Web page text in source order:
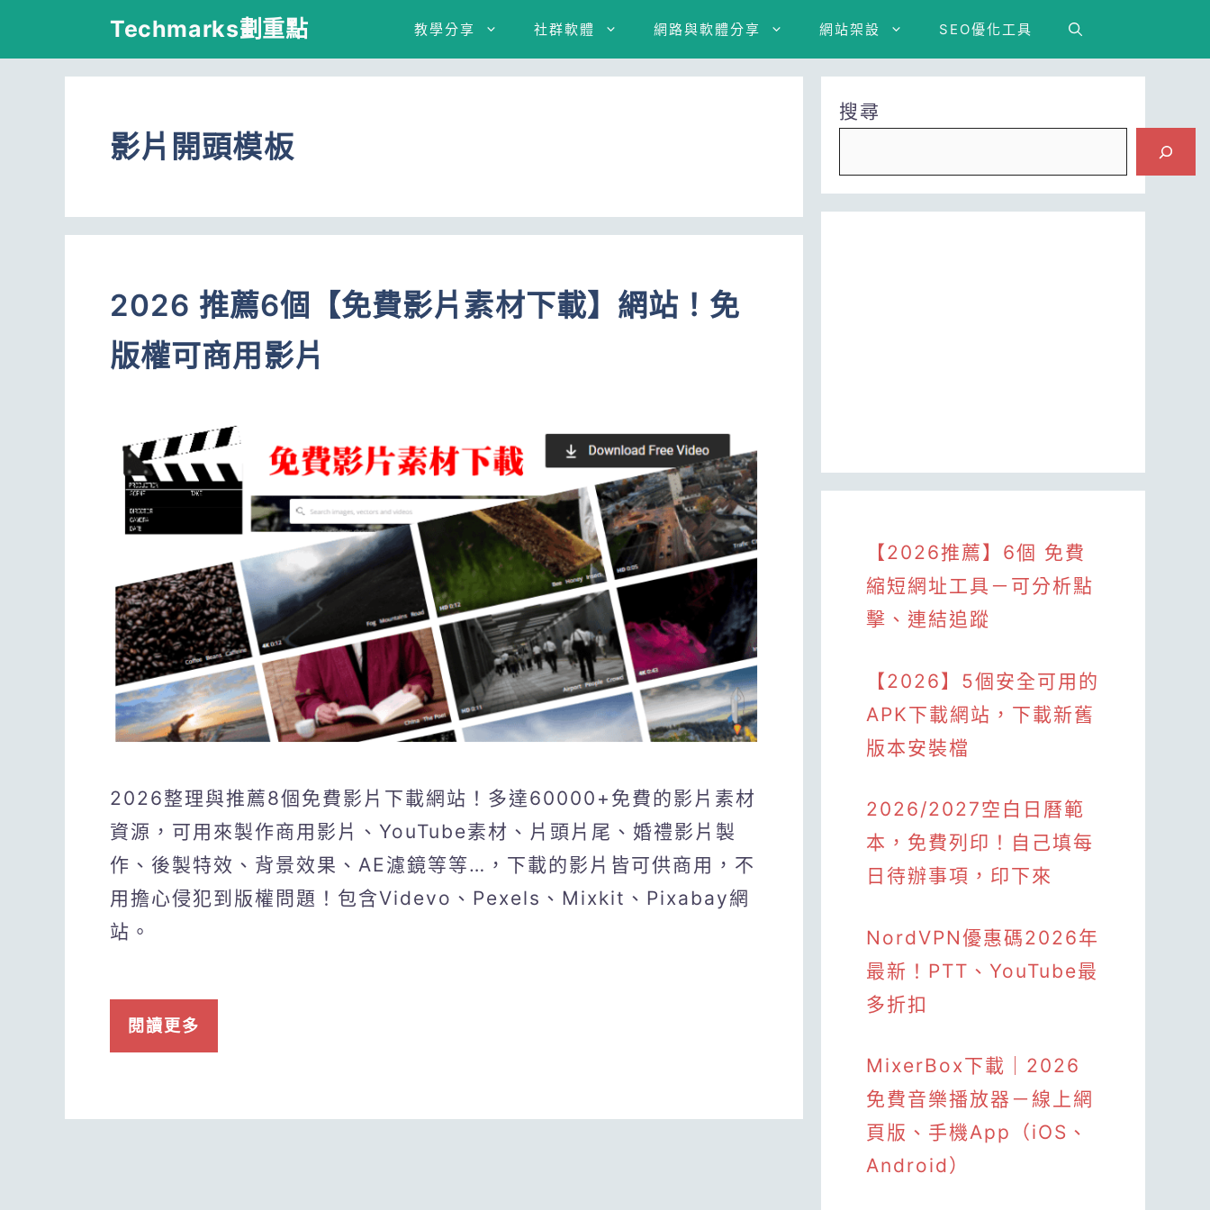
Techmarks劃重點 教學分享 社群軟體 網路與軟體分享 網站架設 SEO優化工具
影片開頭模板
2026 推薦6個【免費影片素材下載】網站！免
版權可商用影片
2026整理與推薦8個免費影片下載網站！多達60000+免費的影片素材
資源，可用來製作商用影片、YouTube素材、片頭片尾、婚禮影片製
作、後製特效、背景效果、AE濾鏡等等…，下載的影片皆可供商用，不
用擔心侵犯到版權問題！包含Videvo、Pexels、Mixkit、Pixabay網
站。
閱讀更多
搜尋
【2026推薦】6個 免費
縮短網址工具－可分析點
擊、連結追蹤
【2026】5個安全可用的
APK下載網站，下載新舊
版本安裝檔
2026/2027空白日曆範
本，免費列印！自己填每
日待辦事項，印下來
NordVPN優惠碼2026年
最新！PTT、YouTube最
多折扣
MixerBox下載｜2026
免費音樂播放器－線上網
頁版、手機App（iOS、
Android）